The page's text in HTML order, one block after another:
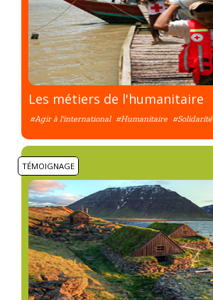
Les métiers de l'humanitaire
#Agir à l'international #Humanitaire #Solidarité
TÉMOIGNAGE